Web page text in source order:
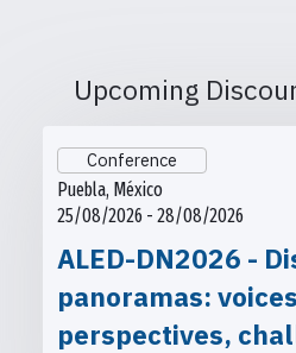
Upcoming
Conference
Puebla, México
25/08/2026 - 28/08/2026
ALED-DN2026 -
panoramas:
perspectives,